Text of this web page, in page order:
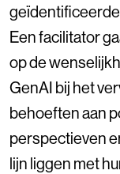
Een facilitator
op de
GenAI bij het
behoeften aan
perspectieven
lijn liggen met